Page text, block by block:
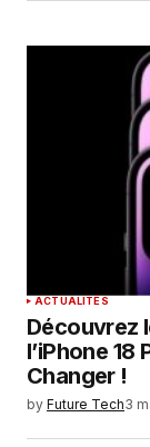
ACTUALITÉS
Découvrez
l’iPhone 18
Changer !
by Future Tech3